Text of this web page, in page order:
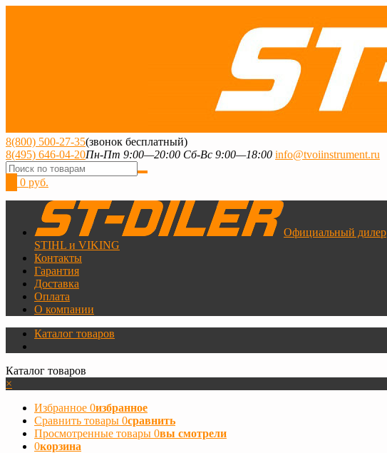
8(800) 500-27-35(звонок бесплатный)
8(495) 646-04-20Пн-Пт 9:00—20:00 Сб-Вс 9:00—18:00 info@tvoiinstrument.ru
0 руб.
Официальный дилер
STIHL и VIKING
Контакты
Гарантия
Доставка
Оплата
О компании
Каталог товаров
Каталог товаров
×
Избранное 0избранное
Сравнить товары 0сравнить
Просмотренные товары 0вы смотрели
0корзина